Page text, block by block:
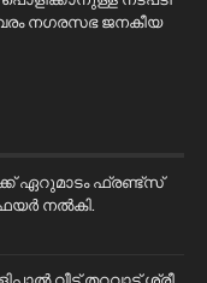
നഗരസഭ ജനകീയ
ഏറുമാടം ഫ്രണ്ട്സ്
നൽകി.